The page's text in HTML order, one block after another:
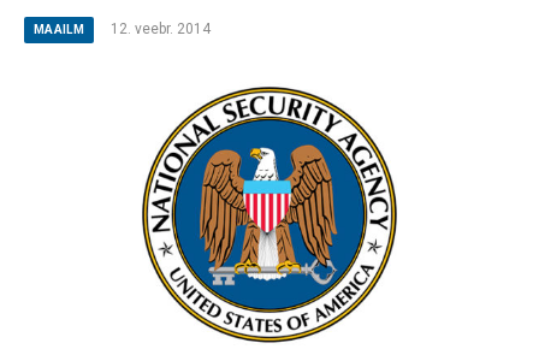
MAAILM 12. veebr. 2014